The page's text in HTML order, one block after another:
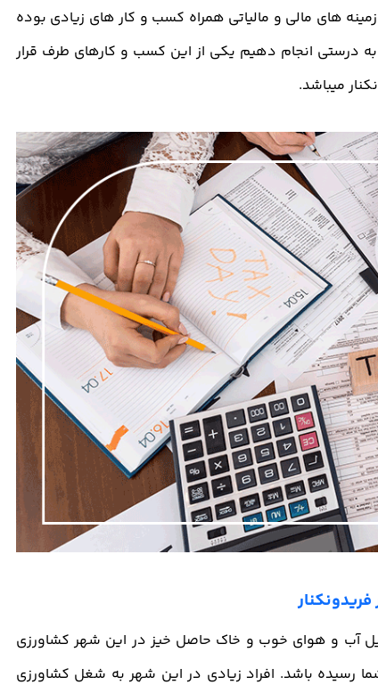
های مالی و مالیاتی همراه کسب و کار های زیادی بوده
به درستی انجام دهیم یکی از این کسب و کارهای طرف قرار
میباشد.
آب و هوای خوب و خاک حاصل خیز در این شهر کشاورزی
رسیده باشد. افراد زیادی در این شهر به شغل کشاورزی